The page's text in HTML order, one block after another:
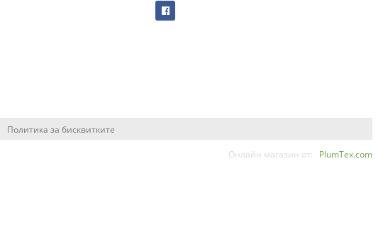
Политика за бисквитките
Онлайн магазин от: PlumTex.com